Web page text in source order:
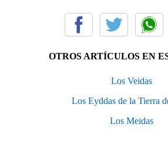
OTROS ARTÍCULOS EN
Los Veidas
Los Eyddas de la Tierra
Los Meidas